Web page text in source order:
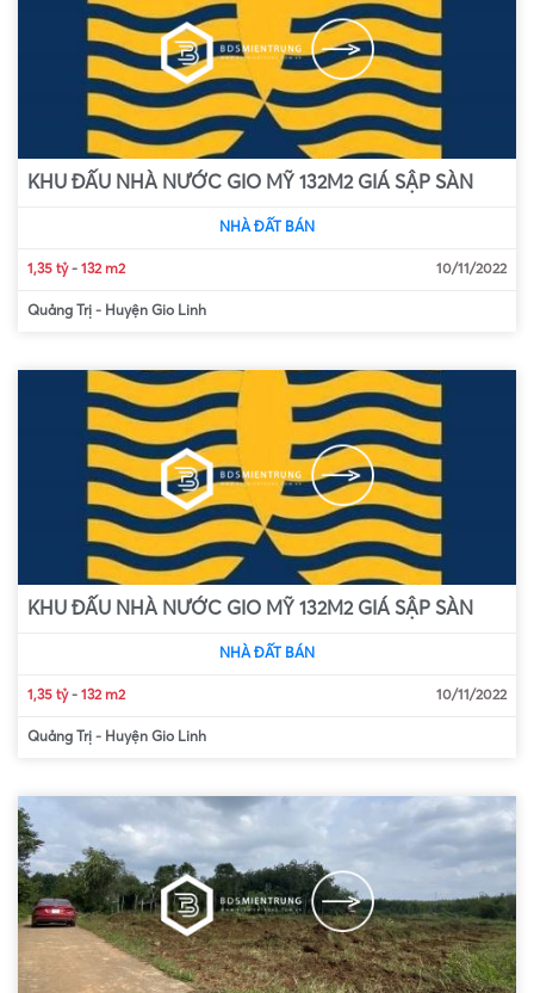
KHU ĐẤU NHÀ NƯỚC GIO MỸ 132M2 GIÁ SẬP SÀN
NHÀ ĐẤT BÁN
1,35 tỷ- 132 m2 10/11/2022
Quảng Trị - Huyện Gio Linh
KHU ĐẤU NHÀ NƯỚC GIO MỸ 132M2 GIÁ SẬP SÀN
NHÀ ĐẤT BÁN
1,35 tỷ- 132 m2 10/11/2022
Quảng Trị - Huyện Gio Linh